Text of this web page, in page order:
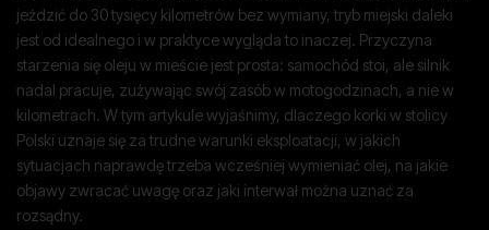
jeździć do 30 tysięcy kilometrów bez wymiany, tryb miejski daleki
jest od idealnego i w praktyce wygląda to inaczej. Przyczyna
starzenia się oleju w mieście jest prosta: samochód stoi, ale silnik
nadal pracuje, zużywając swój zasób w motogodzinach, a nie w
kilometrach. W tym artykule wyjaśnimy, dlaczego korki w stolicy
Polski uznaje się za trudne warunki eksploatacji, w jakich
sytuacjach naprawdę trzeba wcześniej wymieniać olej, na jakie
objawy zwracać uwagę oraz jaki interwał można uznać za
rozsądny.